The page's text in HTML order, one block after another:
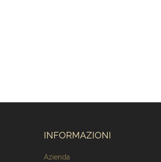
INFORMAZIONI
Azienda